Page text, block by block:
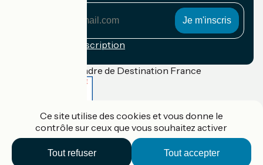
Conditions d'inscription
Financé dans le cadre de Destination France
Accueil Vélo Pro
Contact
Mentions légales
Confidentialité
Ce site utilise des cookies et vous donne le
contrôle sur ceux que vous souhaitez activer
Tout accepter
Tout refuser